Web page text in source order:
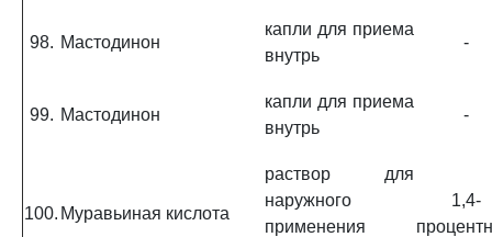
98. Мастодинон
капли для приема
внутрь
-
99. Мастодинон
капли для приема
внутрь
-
100. Муравьиная кислота
раствор для
наружного
применения
1,4-